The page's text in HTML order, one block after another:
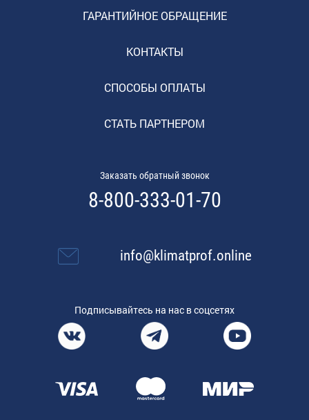
ГАРАНТИЙНОЕ ОБРАЩЕНИЕ
КОНТАКТЫ
СПОСОБЫ ОПЛАТЫ
СТАТЬ ПАРТНЕРОМ
Заказать обратный звонок
8-800-333-01-70
info@klimatprof.online
Подписывайтесь на нас в соцсетях